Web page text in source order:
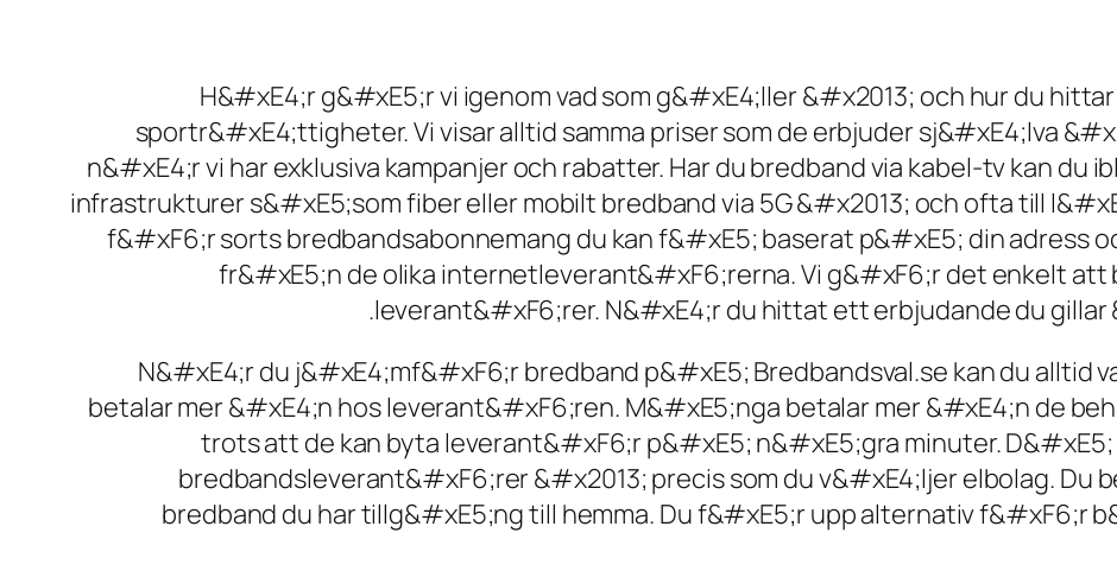
H&#xE4;r g&#xE5;r vi igenom vad som g&#xE4;ller &#x2013; och hur du
sportr&#xE4;ttigheter. Vi visar alltid samma priser som de erbjuder sj&#xE4;lva
n&#xE4;r vi har exklusiva kampanjer och rabatter. Har du bredband via kabel-tv kan du
infrastrukturer s&#xE5;som fiber eller mobilt bredband via 5G &#x2013; och ofta till
f&#xF6;r sorts bredbandsabonnemang du kan f&#xE5; baserat p&#xE5; din adress
fr&#xE5;n de olika internetleverant&#xF6;rerna. Vi g&#xF6;r det enkelt
leverant&#xF6;rer. N&#xE4;r du hittat ett erbjudande du
N&#xE4;r du j&#xE4;mf&#xF6;r bredband p&#xE5; Bredbandsval.se kan du alltid
betalar mer &#xE4;n hos leverant&#xF6;ren. M&#xE5;nga betalar mer &#xE4;n de
trots att de kan byta leverant&#xF6;r p&#xE5; n&#xE5;gra minuter. D&#xE5;
bredbandsleverant&#xF6;rer &#x2013; precis som du v&#xE4;ljer elbolag. Du
bredband du har tillg&#xE5;ng till hemma. Du f&#xE5;r upp alternativ f&#xF6;r